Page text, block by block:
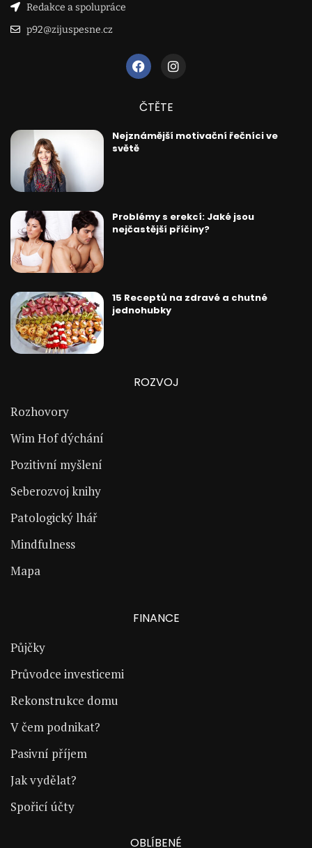
Redakce a spolupráce
p92@zijuspesne.cz
ČTĚTE
Nejznámější motivační řečníci ve
světě
Problémy s erekcí: Jaké jsou
nejčastější příčiny?
15 Receptů na zdravé a chutné
jednohubky
ROZVOJ
Rozhovory
Wim Hof dýchání
Pozitivní myšlení
Seberozvoj knihy
Patologický lhář
Mindfulness
Mapa
FINANCE
Půjčky
Průvodce investicemi
Rekonstrukce domu
V čem podnikat?
Pasivní příjem
Jak vydělat?
Spořicí účty
OBLÍBENÉ